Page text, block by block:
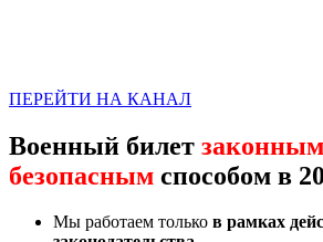
ПЕРЕЙТИ НА КАНАЛ
Военный билет
безопасным способом в
Мы работаем только в рамках